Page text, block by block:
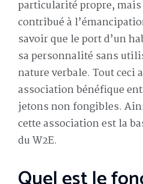
particularité propre, mais
contribué à
savoir que le port d’un
sa personnalité sans
nature verbale. Tout ceci
association bénéfique
jetons non fongibles.
cette association est la
du W2E.